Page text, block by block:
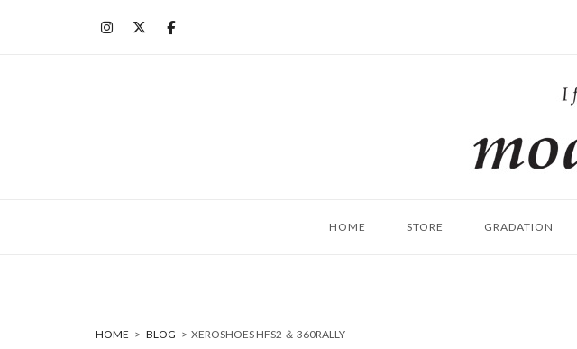
HOME STORE GRADATION
HOME > BLOG > XEROSHOES HFS2 ＆ 360RALLY